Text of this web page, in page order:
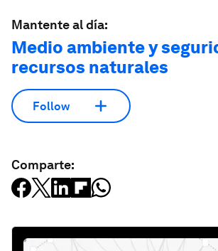
Mantente al día:
Medio ambiente y
recursos naturales
Follow
Comparte: